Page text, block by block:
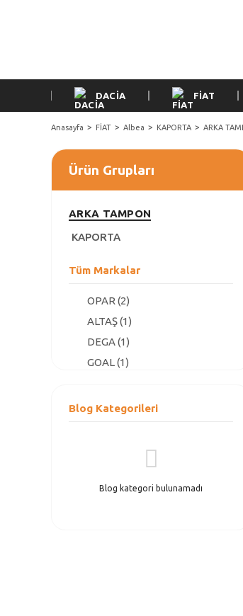
DACİA FİAT
Anasayfa FİAT Albea KAPORTA ARKA
Ürün Grupları
ARKA TAMPON
KAPORTA
Tüm Markalar
OPAR (2)
ALTAŞ (1)
DEGA (1)
GOAL (1)
Blog Kategorileri
Blog kategori bulunamadı